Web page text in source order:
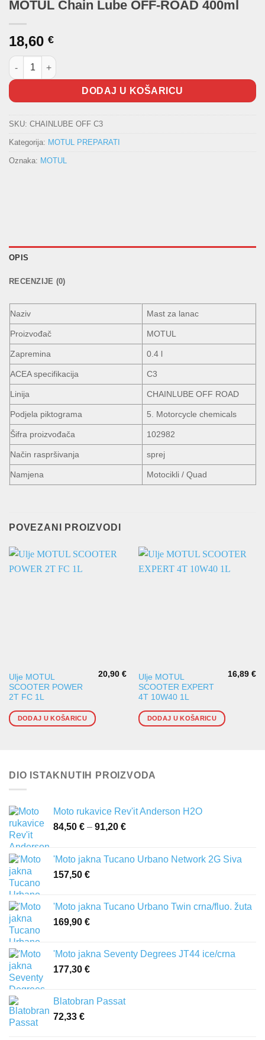
MOTUL Chain Lube OFF-ROAD 400ml
18,60 €
MOTUL Chain Lube OFF-ROAD 400ml količina
DODAJ U KOŠARICU
SKU: CHAINLUBE OFF C3
Kategorija: MOTUL PREPARATI
Oznaka: MOTUL
OPIS
RECENZIJE (0)
Naziv Mast za lanac
Proizvođač MOTUL
Zapremina 0.4 l
ACEA specifikacija C3
Linija CHAINLUBE OFF ROAD
Podjela piktograma 5. Motorcycle chemicals
Šifra proizvođača 102982
Način raspršivanja sprej
Namjena Motocikli / Quad
POVEZANI PROIZVODI
Ulje MOTUL
SCOOTER POWER
2T FC 1L
20,90€
DODAJ U KOŠARICU
Ulje MOTUL
SCOOTER EXPERT
4T 10W40 1L
16,89€
DODAJ U KOŠARICU
DIO ISTAKNUTIH PROIZVODA
Moto rukavice Rev'it Anderson H2O
84,50 € – 91,20 €
84,50 €
'Moto jakna Tucano Urbano Network 2G Siva
157,50 €
'Moto jakna Tucano Urbano Twin crna/fluo. žuta
169,90 €
'Moto jakna Seventy Degrees JT44 ice/crna
177,30 €
Blatobran Passat
72,33 €